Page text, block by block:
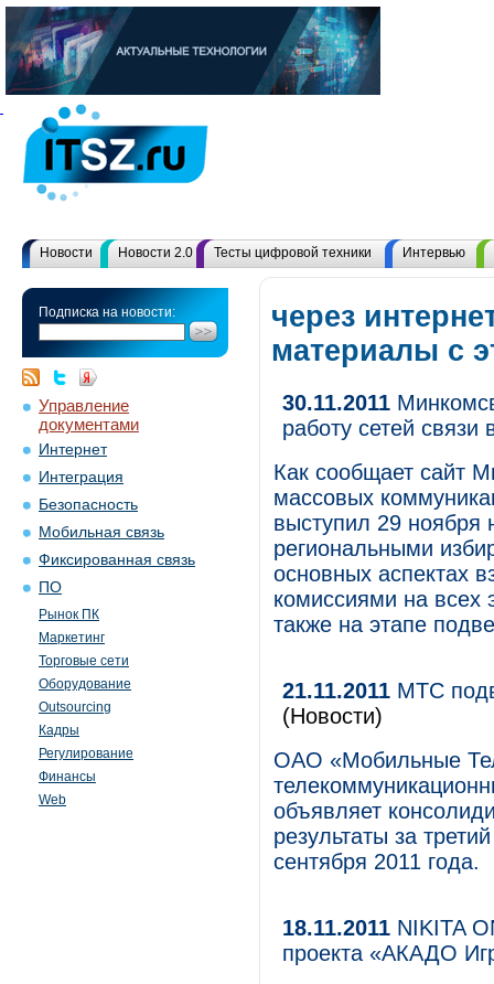
Новости Новости 2.0 Тесты цифровой техники Интервью
Подписка на новости:
Управление
документами
Интернет
Интеграция
Безопасность
Мобильная связь
Фиксированная связь
ПО
Рынок ПК
Маркетинг
Торговые сети
Оборудование
Outsourcing
Кадры
Регулирование
Финансы
Web
через
материалы с
30.11.2011
работу сетей
Как сообщает сайт
массовых
выступил 29 ноября
региональными
основных аспектах
комиссиями на всех
также на этапе
21.11.2011 МТС
(Новости)
ОАО «Мобильные
объявляет
результаты за
сентября 2011 года.
18.11.2011 NIKITA
проекта «АКАДО